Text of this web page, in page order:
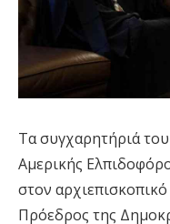
Τα συγχαρητήριά
Αμερικής
στον
Πρόεδρος της